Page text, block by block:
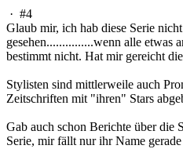
· #4
Glaub mir, ich hab diese Serie
gesehen...............wenn alle etwas
bestimmt nicht. Hat mir gereicht
Stylisten sind mittlerweile auch
Zeitschriften mit "ihren" Stars
Gab auch schon Berichte über die
Serie, mir fällt nur ihr Name